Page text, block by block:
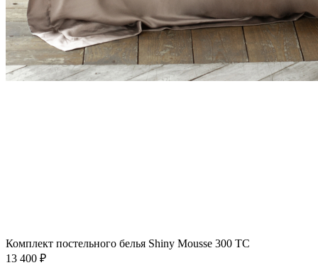
Комплект постельного белья Shiny Mousse 300 ТС
13 400 ₽